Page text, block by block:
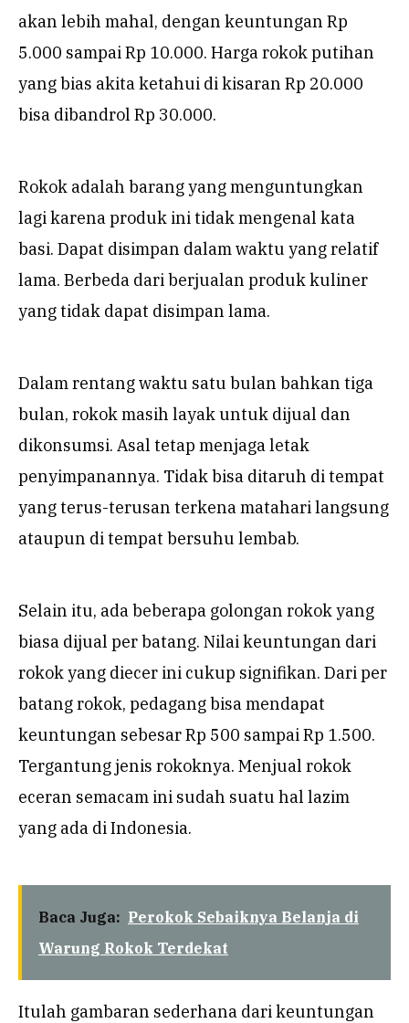
akan lebih mahal, dengan keuntungan Rp
5.000 sampai Rp 10.000. Harga rokok putihan
yang bias akita ketahui di kisaran Rp 20.000
bisa dibandrol Rp 30.000.
Rokok adalah barang yang menguntungkan
lagi karena produk ini tidak mengenal kata
basi. Dapat disimpan dalam waktu yang relatif
lama. Berbeda dari berjualan produk kuliner
yang tidak dapat disimpan lama.
Dalam rentang waktu satu bulan bahkan tiga
bulan, rokok masih layak untuk dijual dan
dikonsumsi. Asal tetap menjaga letak
penyimpanannya. Tidak bisa ditaruh di tempat
yang terus-terusan terkena matahari langsung
ataupun di tempat bersuhu lembab.
Selain itu, ada beberapa golongan rokok yang
biasa dijual per batang. Nilai keuntungan dari
rokok yang diecer ini cukup signifikan. Dari per
batang rokok, pedagang bisa mendapat
keuntungan sebesar Rp 500 sampai Rp 1.500.
Tergantung jenis rokoknya. Menjual rokok
eceran semacam ini sudah suatu hal lazim
yang ada di Indonesia.
Baca Juga: Perokok Sebaiknya Belanja di
Warung Rokok Terdekat
Itulah gambaran sederhana dari keuntungan